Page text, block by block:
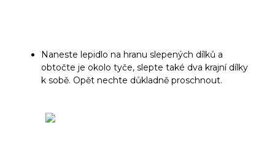
Naneste lepidlo na hranu slepených dílků a
obtočte je okolo tyče, slepte také dva krajní dílky
k sobě. Opět nechte důkladně proschnout.